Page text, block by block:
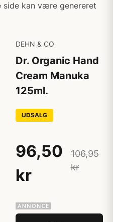
side kan være genereret
DEHN & CO
Dr. Organic Hand
Cream Manuka
125ml.
UDSALG
96,50
kr
106,95
kr